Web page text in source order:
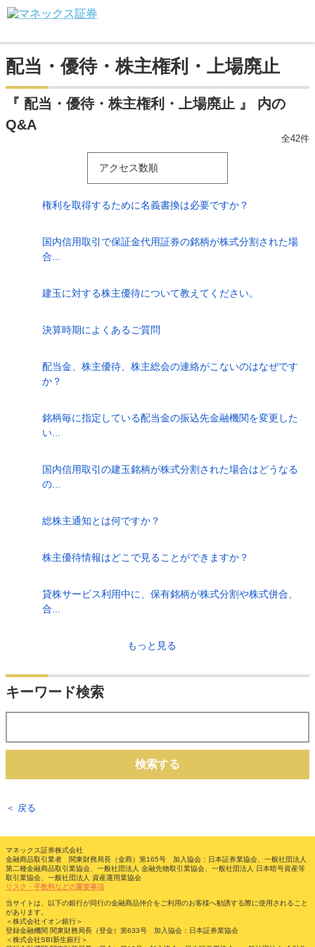
配当・優待・株主権利・上場廃止
『 配当・優待・株主権利・上場廃止 』 内の
Q&A
全42件
アクセス数順
権利を取得するために名義書換は必要ですか？
国内信用取引で保証金代用証券の銘柄が株式分割された場
合...
建玉に対する株主優待について教えてください。
決算時期によくあるご質問
配当金、株主優待、株主総会の連絡がこないのはなぜです
か？
銘柄毎に指定している配当金の振込先金融機関を変更した
い...
国内信用取引の建玉銘柄が株式分割された場合はどうなる
の...
総株主通知とは何ですか？
株主優待情報はどこで見ることができますか？
貸株サービス利用中に、保有銘柄が株式分割や株式併合、
合...
もっと見る
キーワード検索
検索する
＜ 戻る
マネックス証券株式会社
金融商品取引業者 関東財務局長（金商）第165号 加入協会：日本証券業協会、一般社団法人
第二種金融商品取引業協会、一般社団法人 金融先物取引業協会、一般社団法人 日本暗号資産等
取引業協会、一般社団法人 資産運用業協会
リスク・手数料などの重要事項
当サイトは、以下の銀行が同行の金融商品仲介をご利用のお客様へ勧誘する際に使用されること
があります。
＜株式会社イオン銀行＞
登録金融機関 関東財務局長（登金）第633号 加入協会：日本証券業協会
＜株式会社SBI新生銀行＞